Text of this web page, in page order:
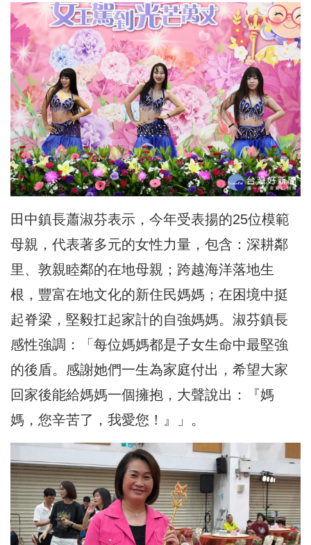
田中鎮長蕭淑芬表示，今年受表揚的25位模範
母親，代表著多元的女性力量，包含：深耕鄰
里、敦親睦鄰的在地母親；跨越海洋落地生
根，豐富在地文化的新住民媽媽；在困境中挺
起脊梁，堅毅扛起家計的自強媽媽。淑芬鎮長
感性強調：「每位媽媽都是子女生命中最堅強
的後盾。感謝她們一生為家庭付出，希望大家
回家後能給媽媽一個擁抱，大聲說出：『媽
媽，您辛苦了，我愛您！』」。